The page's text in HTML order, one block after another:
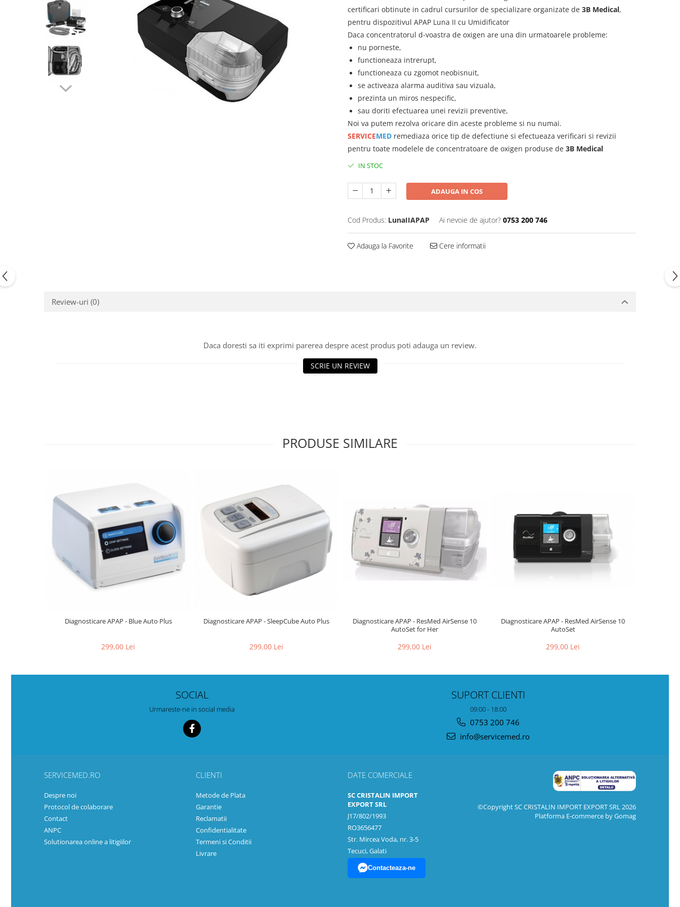
certificari obtinute in cadrul cursurilor de specializare organizate de 3B Medical,
pentru dispozitivul APAP Luna II cu Umidificator
Daca concentratorul d-voastra de oxigen are una din urmatoarele probleme:
nu porneste,
functioneaza intrerupt,
functioneaza cu zgomot neobisnuit,
se activeaza alarma auditiva sau vizuala,
prezinta un miros nespecific,
sau doriti efectuarea unei revizii preventive,
Noi va putem rezolva oricare din aceste probleme si nu numai.
SERVICEMED remediaza orice tip de defectiune si efectueaza verificari si revizii
pentru toate modelele de concentratoare de oxigen produse de 3B Medical
IN STOC
ADAUGA IN COS
Cod Produs: LunaIIAPAP Ai nevoie de ajutor? 0753 200 746
Adauga la Favorite Cere informatii
Review-uri (0)
Daca doresti sa iti exprimi parerea despre acest produs poti adauga un review.
SCRIE UN REVIEW
PRODUSE SIMILARE
Diagnosticare APAP - Blue Auto Plus
299,00 Lei
Diagnosticare APAP - SleepCube Auto Plus
299,00 Lei
Diagnosticare APAP - ResMed AirSense 10
AutoSet for Her
299,00 Lei
Diagnosticare APAP - ResMed AirSense 10
AutoSet
299,00 Lei
SOCIAL
Urmareste-ne in social media
SUPORT CLIENTI
09:00 - 18:00
0753 200 746
info@servicemed.ro
SERVICEMED.RO
Despre noi
Protocol de colaborare
Contact
ANPC
Solutionarea online a litigiilor
CLIENTI
Metode de Plata
Garantie
Reclamatii
Confidentialitate
Termeni si Conditii
Livrare
DATE COMERCIALE
SC CRISTALIN IMPORT
EXPORT SRL
J17/802/1993
RO3656477
Str. Mircea Voda, nr. 3-5
Tecuci, Galati
Contacteaza-ne
©Copyright SC CRISTALIN IMPORT EXPORT SRL 2026
Platforma E-commerce by Gomag